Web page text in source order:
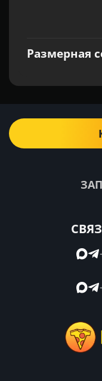
Размерная